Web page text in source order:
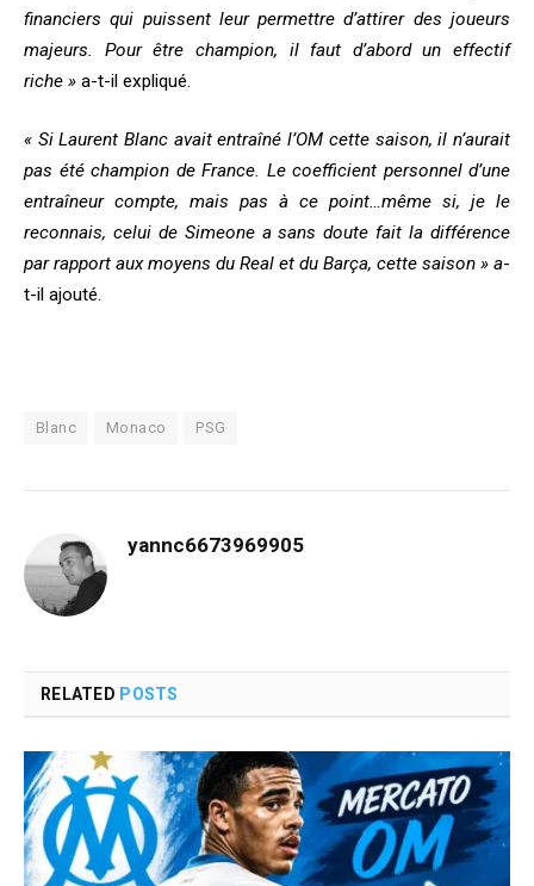
financiers qui puissent leur permettre d’attirer des joueurs
majeurs. Pour être champion, il faut d’abord un effectif
riche » a-t-il expliqué.
« Si Laurent Blanc avait entraîné l’OM cette saison, il n’aurait
pas été champion de France. Le coefficient personnel d’une
entraîneur compte, mais pas à ce point…même si, je le
reconnais, celui de Simeone a sans doute fait la différence
par rapport aux moyens du Real et du Barça, cette saison » a-
t-il ajouté.
Blanc Monaco PSG
yannc6673969905
RELATED POSTS